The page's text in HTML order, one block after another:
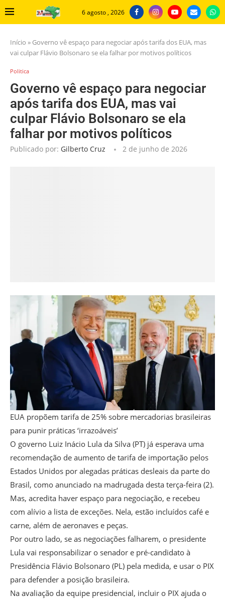
6 agosto , 2026
Início » Governo vê espaço para negociar após tarifa dos EUA, mas
vai culpar Flávio Bolsonaro se ela falhar por motivos políticos
Politica
Governo vê espaço para negociar
após tarifa dos EUA, mas vai
culpar Flávio Bolsonaro se ela
falhar por motivos políticos
Publicado por: Gilberto Cruz 2 de junho de 2026
EUA propõem tarifa de 25% sobre mercadorias brasileiras
para punir práticas ‘irrazoáveis’
O governo Luiz Inácio Lula da Silva (PT) já esperava uma
recomendação de aumento de tarifa de importação pelos
Estados Unidos por alegadas práticas desleais da parte do
Brasil, como anunciado na madrugada desta terça-feira (2).
Mas, acredita haver espaço para negociação, e recebeu
com alívio a lista de exceções. Nela, estão incluídos café e
carne, além de aeronaves e peças.
Por outro lado, se as negociações falharem, o presidente
Lula vai responsabilizar o senador e pré-candidato à
Presidência Flávio Bolsonaro (PL) pela medida, e usar o PIX
para defender a posição brasileira.
Na avaliação da equipe presidencial, incluir o PIX ajuda o